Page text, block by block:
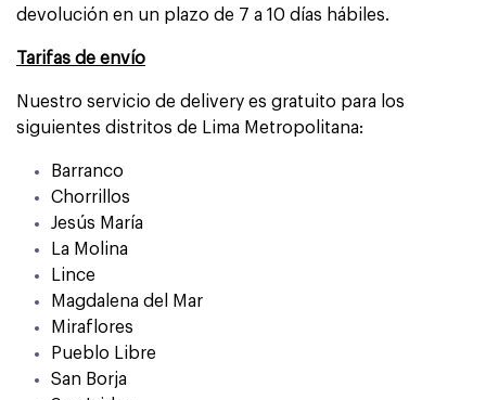
devolución en un plazo de 7 a 10 días hábiles.
Tarifas de envío
Nuestro servicio de delivery es gratuito para los
siguientes distritos de Lima Metropolitana:
Barranco
Chorrillos
Jesús María
La Molina
Lince
Magdalena del Mar
Miraflores
Pueblo Libre
San Borja